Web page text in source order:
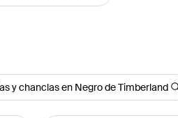
y chanclas en Negro de Timberland